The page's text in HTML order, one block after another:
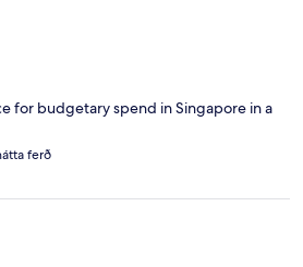
for budgetary spend in Singapore in a
ferð